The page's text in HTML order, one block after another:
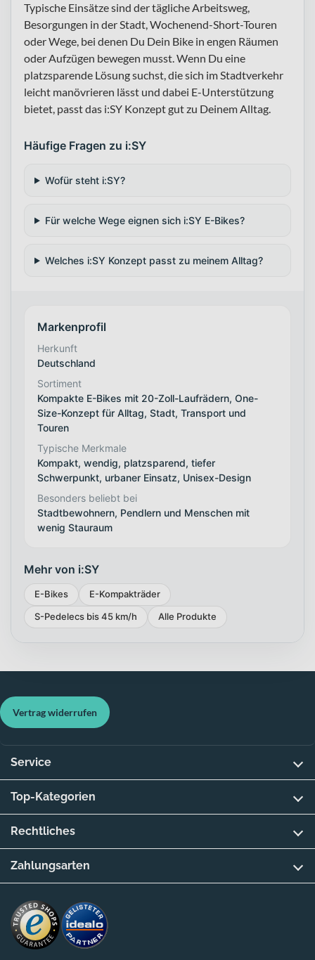
Typische Einsätze sind der tägliche Arbeitsweg,
Besorgungen in der Stadt, Wochenend-Short-Touren
oder Wege, bei denen Du Dein Bike in engen Räumen
oder Aufzügen bewegen musst. Wenn Du eine
platzsparende Lösung suchst, die sich im Stadtverkehr
leicht manövrieren lässt und dabei E-Unterstützung
bietet, passt das i:SY Konzept gut zu Deinem Alltag.
Häufige Fragen zu i:SY
Wofür steht i:SY?
Für welche Wege eignen sich i:SY E-Bikes?
Welches i:SY Konzept passt zu meinem Alltag?
Markenprofil
Herkunft
Deutschland
Sortiment
Kompakte E-Bikes mit 20-Zoll-Laufrädern, One-
Size-Konzept für Alltag, Stadt, Transport und
Touren
Typische Merkmale
Kompakt, wendig, platzsparend, tiefer
Schwerpunkt, urbaner Einsatz, Unisex-Design
Besonders beliebt bei
Stadtbewohnern, Pendlern und Menschen mit
wenig Stauraum
Mehr von i:SY
E-Bikes
E-Kompakträder
S-Pedelecs bis 45 km/h
Alle Produkte
Vertrag widerrufen
Service
Top-Kategorien
Rechtliches
Zahlungsarten